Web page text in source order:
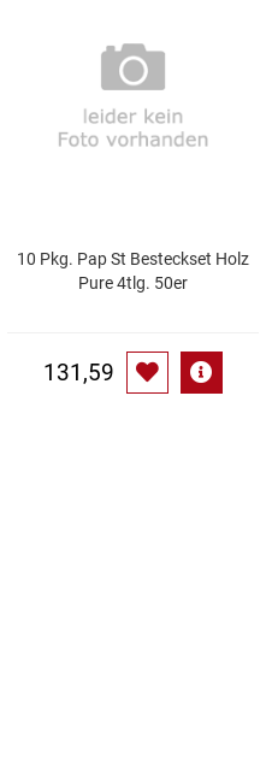
10 Pkg. Pap St Besteckset Holz
Pure 4tlg. 50er
131,59